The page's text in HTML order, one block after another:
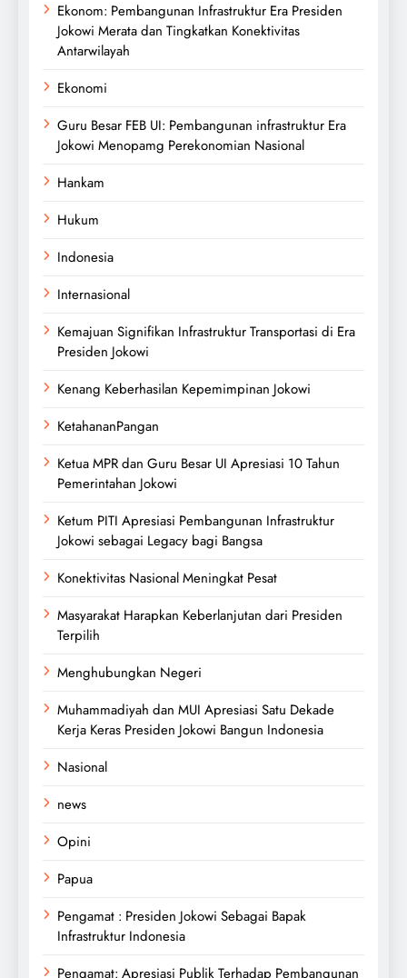
Ekonom: Pembangunan Infrastruktur Era Presiden
Jokowi Merata dan Tingkatkan Konektivitas
Antarwilayah
Ekonomi
Guru Besar FEB UI: Pembangunan infrastruktur Era
Jokowi Menopamg Perekonomian Nasional
Hankam
Hukum
Indonesia
Internasional
Kemajuan Signifikan Infrastruktur Transportasi di Era
Presiden Jokowi
Kenang Keberhasilan Kepemimpinan Jokowi
KetahananPangan
Ketua MPR dan Guru Besar UI Apresiasi 10 Tahun
Pemerintahan Jokowi
Ketum PITI Apresiasi Pembangunan Infrastruktur
Jokowi sebagai Legacy bagi Bangsa
Konektivitas Nasional Meningkat Pesat
Masyarakat Harapkan Keberlanjutan dari Presiden
Terpilih
Menghubungkan Negeri
Muhammadiyah dan MUI Apresiasi Satu Dekade
Kerja Keras Presiden Jokowi Bangun Indonesia
Nasional
news
Opini
Papua
Pengamat : Presiden Jokowi Sebagai Bapak
Infrastruktur Indonesia
Pengamat: Apresiasi Publik Terhadap Pembangunan